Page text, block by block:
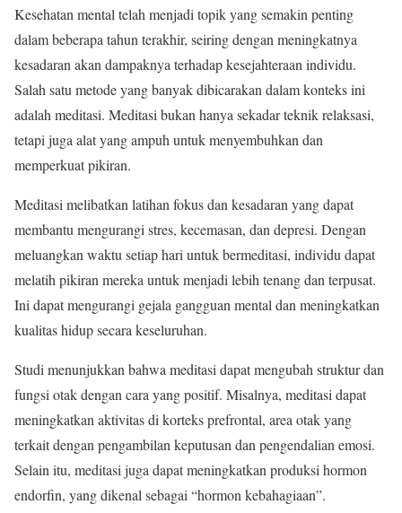
Kesehatan mental telah menjadi topik yang semakin penting
dalam beberapa tahun terakhir, seiring dengan meningkatnya
kesadaran akan dampaknya terhadap kesejahteraan individu.
Salah satu metode yang banyak dibicarakan dalam konteks ini
adalah meditasi. Meditasi bukan hanya sekadar teknik relaksasi,
tetapi juga alat yang ampuh untuk menyembuhkan dan
memperkuat pikiran.
Meditasi melibatkan latihan fokus dan kesadaran yang dapat
membantu mengurangi stres, kecemasan, dan depresi. Dengan
meluangkan waktu setiap hari untuk bermeditasi, individu dapat
melatih pikiran mereka untuk menjadi lebih tenang dan terpusat.
Ini dapat mengurangi gejala gangguan mental dan meningkatkan
kualitas hidup secara keseluruhan.
Studi menunjukkan bahwa meditasi dapat mengubah struktur dan
fungsi otak dengan cara yang positif. Misalnya, meditasi dapat
meningkatkan aktivitas di korteks prefrontal, area otak yang
terkait dengan pengambilan keputusan dan pengendalian emosi.
Selain itu, meditasi juga dapat meningkatkan produksi hormon
endorfin, yang dikenal sebagai “hormon kebahagiaan”.